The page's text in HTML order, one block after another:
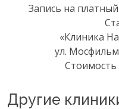
Запись на
«Клиника
ул.
Стоимость
Другие